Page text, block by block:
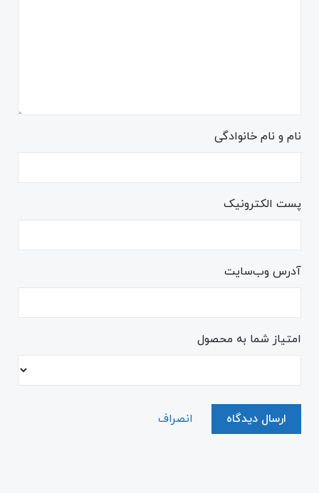
نام و نام خانوادگی
پست الکترونیک
آدرس وب‌سایت
امتیاز شما به محصول
ارسال دیدگاه انصراف